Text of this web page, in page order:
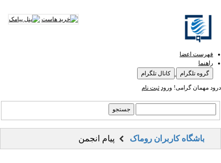
فهرست اعضا
راهنما
گروه تلگرام
کانال تلگرام
درود مهمان گرامی! ورود ثبت نام
باشگاه کاربران روماک پیام انجمن